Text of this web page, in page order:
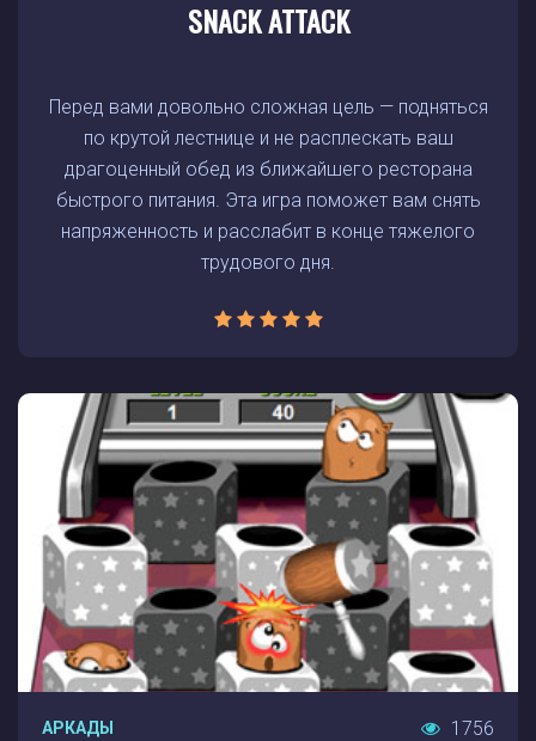
SNACK ATTACK
Перед вами довольно сложная цель — подняться
по крутой лестнице и не расплескать ваш
драгоценный обед из ближайшего ресторана
быстрого питания. Эта игра поможет вам снять
напряженность и расслабит в конце тяжелого
трудового дня.
АРКАДЫ 1756